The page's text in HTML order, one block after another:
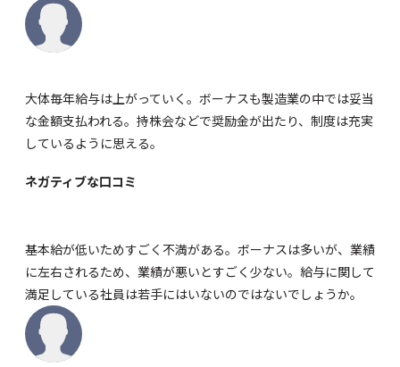
大体毎年給与は上がっていく。ボーナスも製造業の中では妥当
な金額支払われる。持株会などで奨励金が出たり、制度は充実
しているように思える。
ネガティブな口コミ
基本給が低いためすごく不満がある。ボーナスは多いが、業績
に左右されるため、業績が悪いとすごく少ない。給与に関して
満足している社員は若手にはいないのではないでしょうか。